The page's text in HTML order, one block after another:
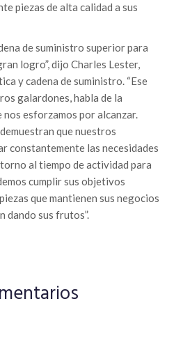
piezas de alta calidad a sus
de suministro superior para
logro”, dijo Charles Lester,
y cadena de suministro. “Ese
galardones, habla de la
esforzamos por alcanzar.
que nuestros
constantemente las necesidades
al tiempo de actividad para
cumplir sus objetivos
que mantienen sus negocios
dando sus frutos”.